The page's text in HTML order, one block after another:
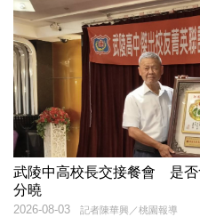
武陵中高校長交接餐會 是否
分曉
記者陳華興／桃園報導
2026-08-03